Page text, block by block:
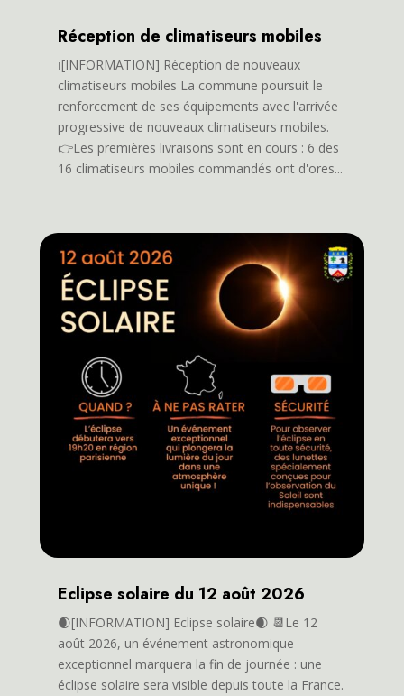
Réception de climatiseurs mobiles
ℹ️[INFORMATION] Réception de nouveaux
climatiseurs mobiles La commune poursuit le
renforcement de ses équipements avec l'arrivée
progressive de nouveaux climatiseurs mobiles.
👉Les premières livraisons sont en cours : 6 des
16 climatiseurs mobiles commandés ont d'ores...
Eclipse solaire du 12 août 2026
🌒[INFORMATION] Eclipse solaire🌒 📆Le 12
août 2026, un événement astronomique
exceptionnel marquera la fin de journée : une
éclipse solaire sera visible depuis toute la France.